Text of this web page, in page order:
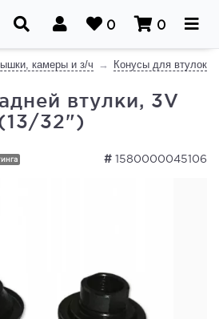
0 0
камеры и з/ч Конусы для втулок
втулки, 3V
(13/32")
# 1580000045106